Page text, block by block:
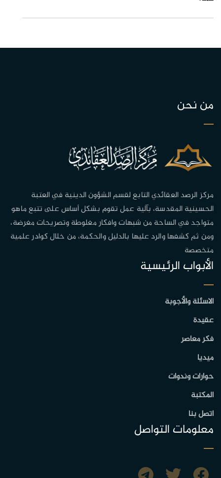
من نحن
مركز الرصد العقائدي التابع لقسم الشؤون الدينية في العتبة
الحسينية المقدسة، بآلية عمل تقوم بشكل أساس على تتبع ماهو
متواجد في الساحة من شبهات وافكار مغلوطة وتصريحات مغرضة،
ومن ثم كشفها والرد عليها بالدليل والحكمة، من خلال كوادر علمية
متخصصة
الأبواب الرئيسية
الاسئلة والأجوبة
عقيدة
فكر معاصر
ميديا
حوارات وندوات
المكتبة
اتصل بنا
معلومات التواصل